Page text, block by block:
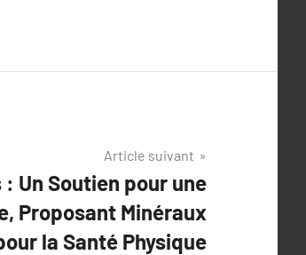
Article suivant
Un Soutien pour une
Proposant Minéraux
la Santé Physique